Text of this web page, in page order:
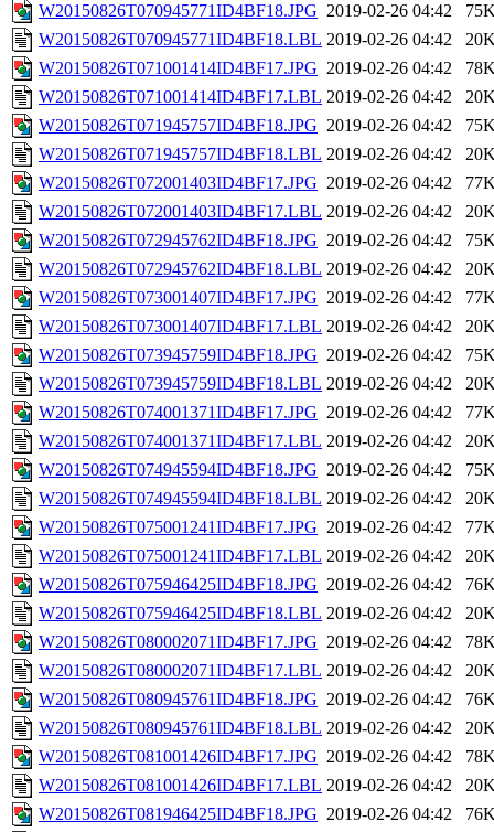
W20150826T070945771ID4BF18.JPG 2019-02-26 04:42
W20150826T070945771ID4BF18.LBL 2019-02-26 04:42
W20150826T071001414ID4BF17.JPG 2019-02-26 04:42
W20150826T071001414ID4BF17.LBL 2019-02-26 04:42
W20150826T071945757ID4BF18.JPG 2019-02-26 04:42
W20150826T071945757ID4BF18.LBL 2019-02-26 04:42
W20150826T072001403ID4BF17.JPG 2019-02-26 04:42
W20150826T072001403ID4BF17.LBL 2019-02-26 04:42
W20150826T072945762ID4BF18.JPG 2019-02-26 04:42
W20150826T072945762ID4BF18.LBL 2019-02-26 04:42
W20150826T073001407ID4BF17.JPG 2019-02-26 04:42
W20150826T073001407ID4BF17.LBL 2019-02-26 04:42
W20150826T073945759ID4BF18.JPG 2019-02-26 04:42
W20150826T073945759ID4BF18.LBL 2019-02-26 04:42
W20150826T074001371ID4BF17.JPG 2019-02-26 04:42
W20150826T074001371ID4BF17.LBL 2019-02-26 04:42
W20150826T074945594ID4BF18.JPG 2019-02-26 04:42
W20150826T074945594ID4BF18.LBL 2019-02-26 04:42
W20150826T075001241ID4BF17.JPG 2019-02-26 04:42
W20150826T075001241ID4BF17.LBL 2019-02-26 04:42
W20150826T075946425ID4BF18.JPG 2019-02-26 04:42
W20150826T075946425ID4BF18.LBL 2019-02-26 04:42
W20150826T080002071ID4BF17.JPG 2019-02-26 04:42
W20150826T080002071ID4BF17.LBL 2019-02-26 04:42
W20150826T080945761ID4BF18.JPG 2019-02-26 04:42
W20150826T080945761ID4BF18.LBL 2019-02-26 04:42
W20150826T081001426ID4BF17.JPG 2019-02-26 04:42
W20150826T081001426ID4BF17.LBL 2019-02-26 04:42
W20150826T081946425ID4BF18.JPG 2019-02-26 04:42